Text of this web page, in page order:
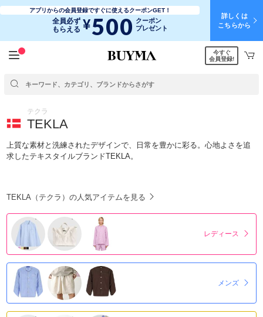
アプリからの会員登録ですぐに使えるクーポンGET！
全員必ず
もらえる ¥500 クーポン
プレゼント
詳しくは
こちらから
今すぐ
会員登録!
テクラ
TEKLA
上質な素材と洗練されたデザインで、日常を豊かに彩る。心地よさを追
求したテキスタイルブランドTEKLA。
TEKLA（テクラ）の人気アイテムを見る
レディース
メンズ